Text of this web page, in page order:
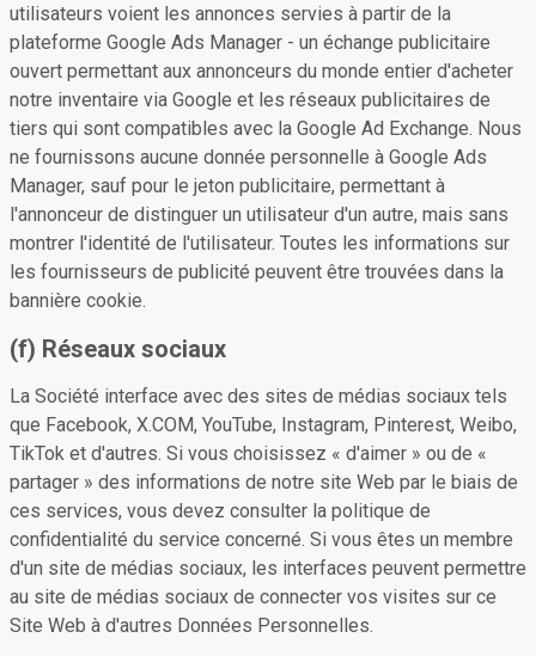
utilisateurs voient les annonces servies à partir de la
plateforme Google Ads Manager - un échange publicitaire
ouvert permettant aux annonceurs du monde entier d'acheter
notre inventaire via Google et les réseaux publicitaires de
tiers qui sont compatibles avec la Google Ad Exchange. Nous
ne fournissons aucune donnée personnelle à Google Ads
Manager, sauf pour le jeton publicitaire, permettant à
l'annonceur de distinguer un utilisateur d'un autre, mais sans
montrer l'identité de l'utilisateur. Toutes les informations sur
les fournisseurs de publicité peuvent être trouvées dans la
bannière cookie.
(f) Réseaux sociaux
La Société interface avec des sites de médias sociaux tels
que Facebook, X.COM, YouTube, Instagram, Pinterest, Weibo,
TikTok et d'autres. Si vous choisissez « d'aimer » ou de «
partager » des informations de notre site Web par le biais de
ces services, vous devez consulter la politique de
confidentialité du service concerné. Si vous êtes un membre
d'un site de médias sociaux, les interfaces peuvent permettre
au site de médias sociaux de connecter vos visites sur ce
Site Web à d'autres Données Personnelles.